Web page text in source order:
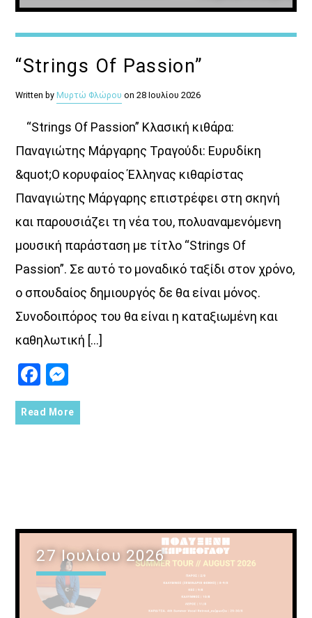
“Strings Of Passion”
Written byΜυρτώ Φλώρου on 28 Ιουλίου 2026
“Strings Of Passion” Κλασική κιθάρα:
Παναγιώτης Μάργαρης Τραγούδι: Ευρυδίκη
&quot;Ο κορυφαίος Έλληνας κιθαρίστας
Παναγιώτης Μάργαρης επιστρέφει στη σκηνή
και παρουσιάζει τη νέα του, πολυαναμενόμενη
μουσική παράσταση με τίτλο “Strings Of
Passion”. Σε αυτό το μοναδικό ταξίδι στον χρόνο,
ο σπουδαίος δημιουργός δε θα είναι μόνος.
Συνοδοιπόρος του θα είναι η καταξιωμένη και
καθηλωτική […]
Facebook
Read More
27 Ιουλίου 2026